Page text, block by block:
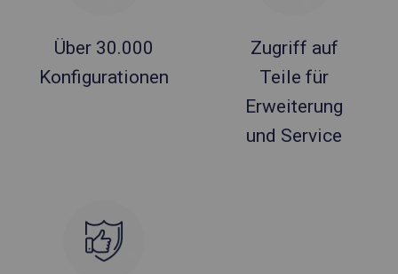
Über 30.000
Konfigurationen
Zugriff auf
Teile für
Erweiterung
und Service